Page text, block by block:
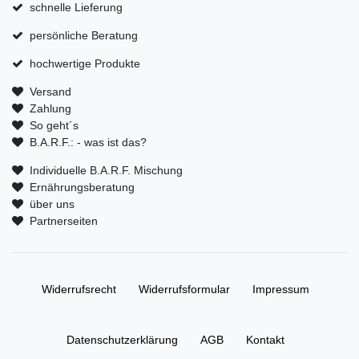
schnelle Lieferung
persönliche Beratung
hochwertige Produkte
Versand
Zahlung
So geht´s
B.A.R.F.: - was ist das?
Individuelle B.A.R.F. Mischung
Ernährungsberatung
über uns
Partnerseiten
Widerrufs­recht Widerrufs­formular Impressum
Daten­schutz­erklärung AGB Kontakt